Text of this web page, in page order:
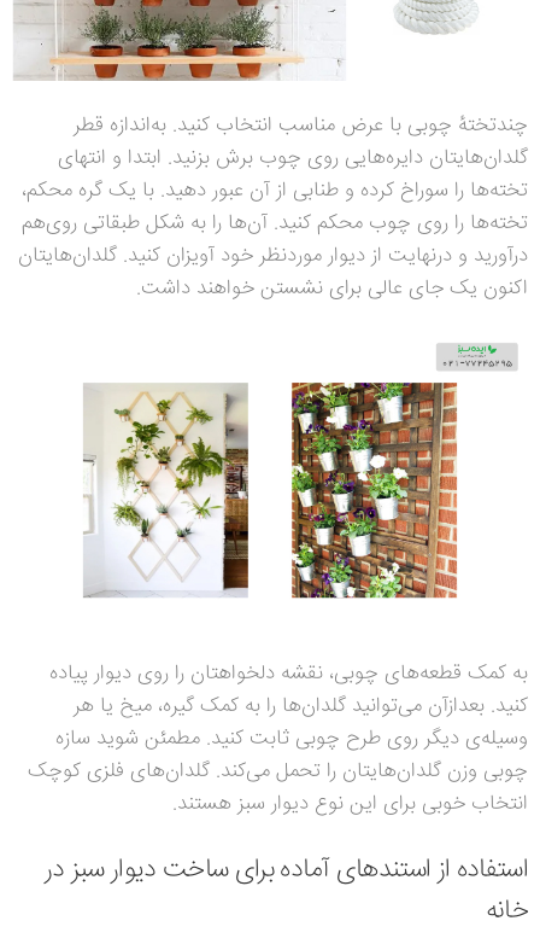
چندتخته چوبی با عرض مناسب انتخاب کنید. به‌اندازه قطر
گلدان‌هایتان دایره‌هایی روی چوب برش بزنید. ابتدا و انتهای
تخته‌ها را سوراخ کرده و طنابی از آن عبور دهید. با یک گره محکم،
تخته‌ها را روی چوب محکم کنید. آن‌ها را به شکل طبقاتی روی‌هم
درآورید و درنهایت از دیوار موردنظر خود آویزان کنید. گلدان‌هایتان
اکنون یک جای عالی برای نشستن خواهند داشت.
به کمک قطعه‌های چوبی، نقشه دلخواهتان را روی دیوار پیاده
کنید. بعدازآن می‌توانید گلدان‌ها را به کمک گیره، میخ یا هر
وسیله‌ی دیگر روی طرح چوبی ثابت کنید. مطمئن شوید سازه
چوبی وزن گلدان‌هایتان را تحمل می‌کند. گلدان‌های فلزی کوچک
انتخاب خوبی برای این نوع دیوار سبز هستند.
استفاده از استندهای آماده برای ساخت دیوار سبز در
خانه